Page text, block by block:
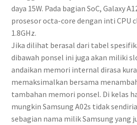
daya 15W. Pada bagian SoC, Galaxy
prosesor octa-core dengan inti CPU
1.8GHz.
Jika dilihat berasal dari tabel
dibawah ponsel ini juga akan miliki
andaikan memori internal dirasa
memaksimalkan bersama
tambahan memori ponsel. Di kelas
mungkin Samsung A02s tidak
sebagian nama milik Samsung yang